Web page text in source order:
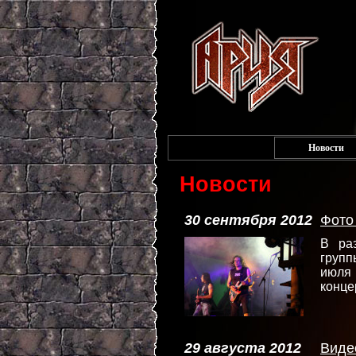
Новости
Новости
30 сентября 2012
В
29 августа 2012